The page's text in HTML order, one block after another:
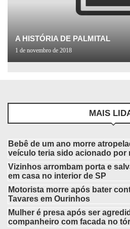
A HISTÓRIA DE PALMITAL
1 de novembro de 2018
MAIS
Bebê de um ano morre
veículo teria sido acionado por
Vizinhos arrombam porta e
em casa no interior de SP
Motorista morre após bater
Tavares em Ourinhos
Mulher é presa após ser
companheiro com facada no